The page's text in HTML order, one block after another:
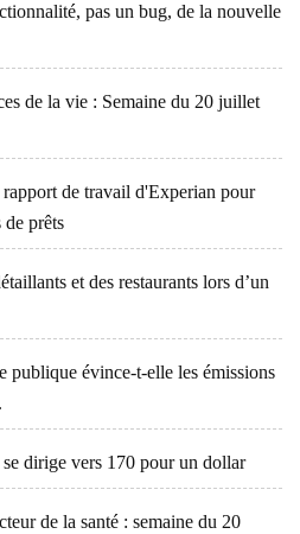
pas un bug, de la nouvelle
de la vie : Semaine du 20 juillet
de travail d'Experian pour
de prêts
et des restaurants lors d’un
publique évince-t-elle les émissions
dirige vers 170 pour un dollar
de la santé : semaine du 20